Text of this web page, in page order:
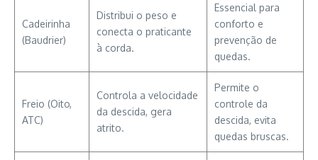
Cadeirinha
(Baudrier)
Distribui o peso e
conecta o praticante
à corda.
Essencial para
conforto e
prevenção de
quedas.
Freio (Oito,
ATC)
Controla a velocidade
da descida, gera
atrito.
Permite o
controle da
descida, evita
quedas bruscas.